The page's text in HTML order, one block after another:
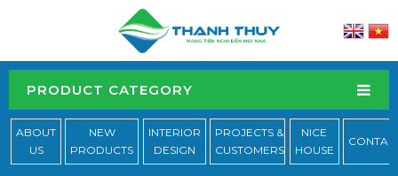
PRODUCT CATEGORY
ABOUT
US
NEW
PRODUCTS
INTERIOR
DESIGN
PROJECTS &
CUSTOMERS
NICE
HOUSE